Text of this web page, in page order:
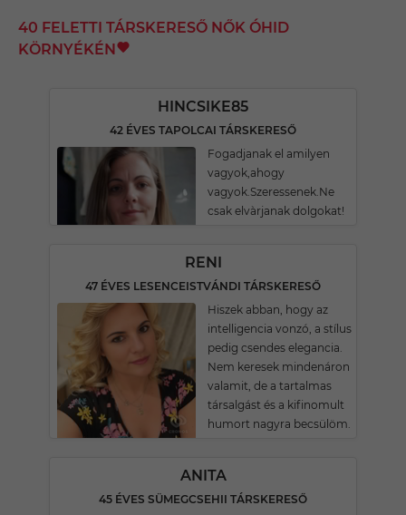
40 FELETTI TÁRSKERESŐ NŐK ÓHID
KÖRNYÉKÉN
HINCSIKE85
42 ÉVES TAPOLCAI TÁRSKERESŐ
Fogadjanak el amilyen
vagyok,ahogy
vagyok.Szeressenek.Ne
csak elvàrjanak dolgokat!
RENI
47 ÉVES LESENCEISTVÁNDI TÁRSKERESŐ
Hiszek abban, hogy az
intelligencia vonzó, a stílus
pedig csendes elegancia.
Nem keresek mindenáron
valamit, de a tartalmas
társalgást és a kifinomult
humort nagyra becsülöm.
ANITA
45 ÉVES SÜMEGCSEHII TÁRSKERESŐ